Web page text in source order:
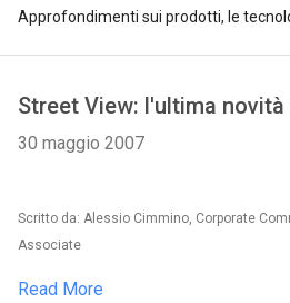
Approfondimenti sui prodotti, le
Street View: l'ultima
30 maggio 2007
Scritto da: Alessio Cimmino, Corporate
Associate
Read More